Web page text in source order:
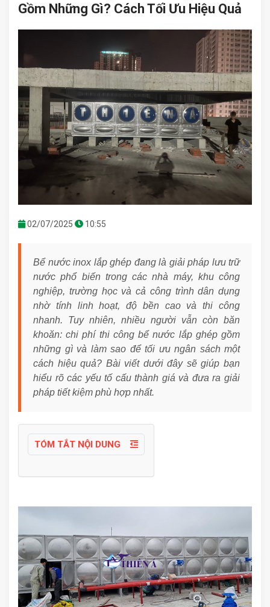
Gồm Những Gì? Cách Tối Ưu Hiệu Quả
02/07/2025 10:55
Bể nước inox lắp ghép đang là giải pháp lưu trữ
nước phổ biến trong các nhà máy, khu công
nghiệp, trường học và cả công trình dân dụng
nhờ tính linh hoạt, độ bền cao và thi công
nhanh. Tuy nhiên, nhiều người vẫn còn băn
khoăn: chi phí thi công bể nước lắp ghép gồm
những gì và làm sao để tối ưu ngân sách một
cách hiệu quả? Bài viết dưới đây sẽ giúp bạn
hiểu rõ các yếu tố cấu thành giá và đưa ra giải
pháp tiết kiệm phù hợp nhất.
TÓM TẮT NỘI DUNG